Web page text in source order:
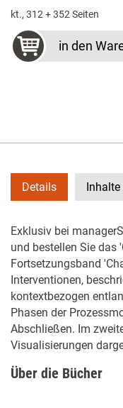
kt., 312 + 352 Seiten
in den
Details Inhalte
Exklusiv bei
und bestellen Sie das
Fortsetzungsband
Interventionen,
kontextbezogen
Phasen der
Abschließen. Im
Visualisierungen
Über die Bücher